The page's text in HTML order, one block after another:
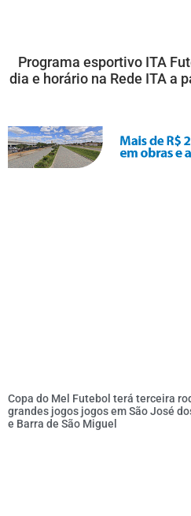
Programa esportivo ITA
dia e horário na Rede ITA a
Copa do Mel Futebol terá terceira
grandes jogos jogos em São José
e Barra de São Miguel